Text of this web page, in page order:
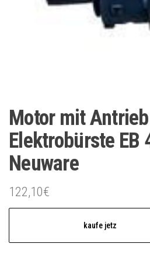
Motor mit
Elektrobürste EB
Neuware
122,10€
kaufe jetz